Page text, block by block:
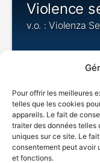
Pour offrir les meilleures
telles que les cookies
appareils. Le fait de
traiter des données telles
uniques sur ce site. Le
consentement peut avoir
et fonctions.
Violence
v.o. : Violenza
1963